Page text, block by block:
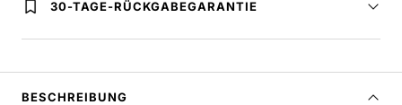
30-TAGE-RÜCKGABEGARANTIE
BESCHREIBUNG